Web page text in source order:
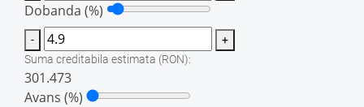
Dobanda (%)
- +
Suma creditabila estimata (RON):
301.473
Avans (%)